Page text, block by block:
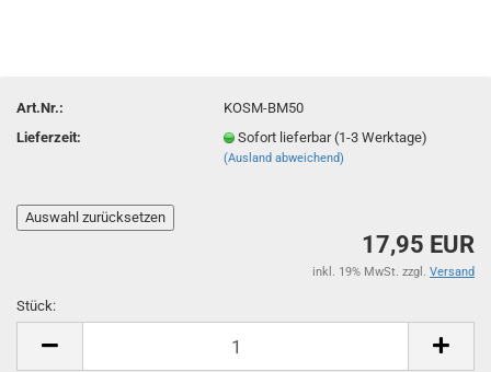
Art.Nr.:
KOSM-BM50
Lieferzeit:
Sofort lieferbar (1-3 Werktage)
(Ausland abweichend)
17,95 EUR
inkl. 19% MwSt. zzgl. Versand
Stück: